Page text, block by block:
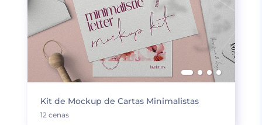
Kit de Mockup de Cartas Minimalistas
12 cenas